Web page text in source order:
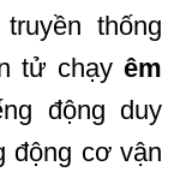
thống
tử chạy êm
động duy
động cơ vận